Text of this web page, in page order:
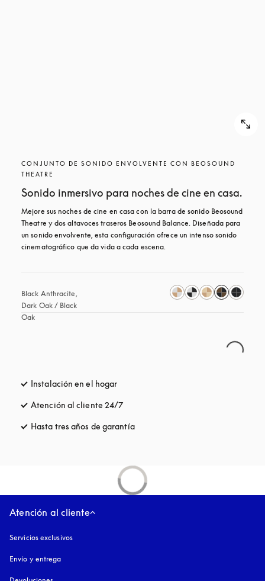
CONJUNTO DE SONIDO ENVOLVENTE CON BEOSOUND
THEATRE
Sonido inmersivo para noches de cine en casa.
Mejore sus noches de cine en casa con la barra de sonido Beosound
Theatre y dos altavoces traseros Beosound Balance. Diseñada para
un sonido envolvente, esta configuración ofrece un intenso sonido
cinematográfico que da vida a cada escena.
Black Anthracite,
Dark Oak / Black
Oak
Instalación en el hogar
Atención al cliente 24/7
Hasta tres años de garantíaapertura en una pestaña nueva
Atención al cliente
Servicios exclusivos
Envío y entrega